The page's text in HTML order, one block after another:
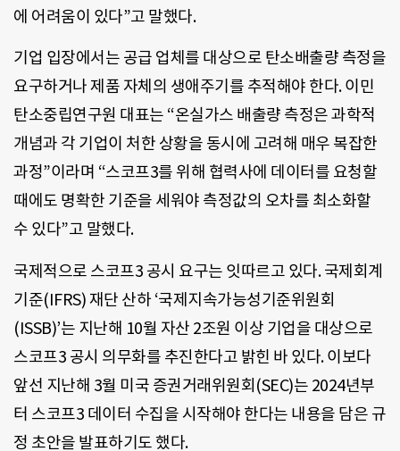
에 어려움이 있다”고 말했다.
기업 입장에서는 공급 업체를 대상으로 탄소배출량 측정을
요구하거나 제품 자체의 생애주기를 추적해야 한다. 이민
탄소중립연구원 대표는 “온실가스 배출량 측정은 과학적
개념과 각 기업이 처한 상황을 동시에 고려해 매우 복잡한
과정”이라며 “스코프3를 위해 협력사에 데이터를 요청할
때에도 명확한 기준을 세워야 측정값의 오차를 최소화할
수 있다”고 말했다.
국제적으로 스코프3 공시 요구는 잇따르고 있다. 국제회계
기준(IFRS) 재단 산하 ‘국제지속가능성기준위원회
(ISSB)’는 지난해 10월 자산 2조원 이상 기업을 대상으로
스코프3 공시 의무화를 추진한다고 밝힌 바 있다. 이보다
앞선 지난해 3월 미국 증권거래위원회(SEC)는 2024년부
터 스코프3 데이터 수집을 시작해야 한다는 내용을 담은 규
정 초안을 발표하기도 했다.